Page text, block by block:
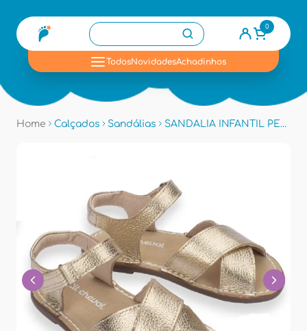
0
TodosNovidadesAchadinhos
Home Calçados Sandálias SANDALIA INFANTIL PETIT CHEVAL TPC20 - Dourado